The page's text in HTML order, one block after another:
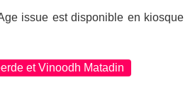
issue est disponible en kiosque
et Vinoodh Matadin